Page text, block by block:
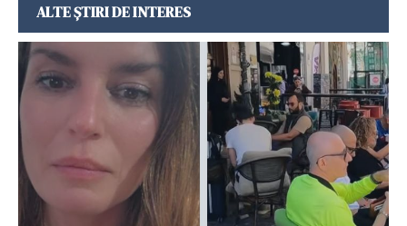
ALTE ȘTIRI DE INTERES